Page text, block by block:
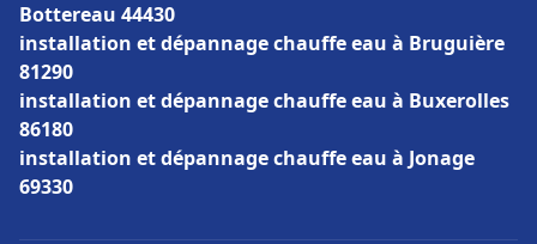
Bottereau 44430
installation et dépannage chauffe eau à Bruguière
81290
installation et dépannage chauffe eau à Buxerolles
86180
installation et dépannage chauffe eau à Jonage
69330